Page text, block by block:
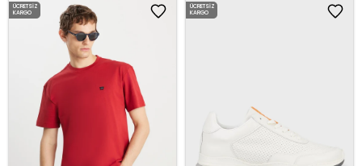
ÜCRETSIZ
KARGO
ÜCRETSIZ
KARGO